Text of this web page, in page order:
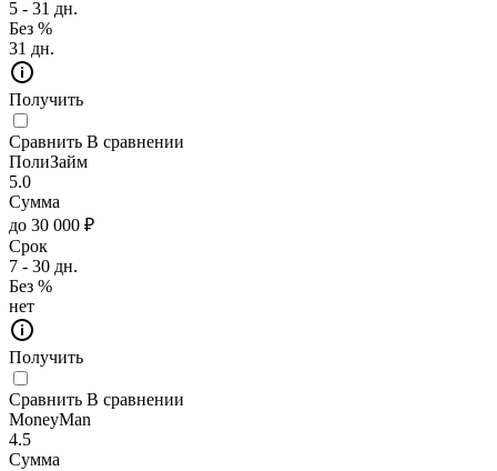
5 - 31 дн.
Без %
31 дн.
Получить
Сравнить В сравнении
ПолиЗайм
5.0
Сумма
до 30 000 ₽
Срок
7 - 30 дн.
Без %
нет
Получить
Сравнить В сравнении
MoneyMan
4.5
Сумма